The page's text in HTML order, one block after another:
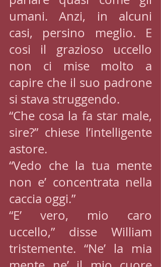
umani. Anzi, in alcuni
casi, persino meglio. E
cosi il grazioso uccello
non ci mise molto a
capire che il suo padrone
si stava struggendo.
“Che cosa la fa star male,
sire?” chiese l’intelligente
astore.
“Vedo che la tua mente
non e’ concentrata nella
caccia oggi.”
“E’ vero, mio caro
uccello,” disse William
tristemente. “Ne’ la mia